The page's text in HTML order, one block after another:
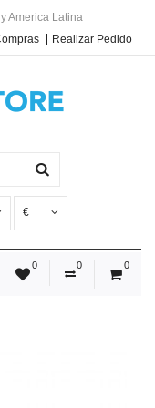
America Latina
Realizar Pedido
€
0 0 0